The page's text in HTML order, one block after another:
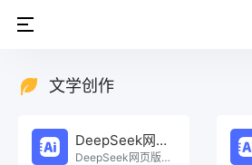
文学创作
DeepSeek网页版
DeepSeek网页版在线免费体验。